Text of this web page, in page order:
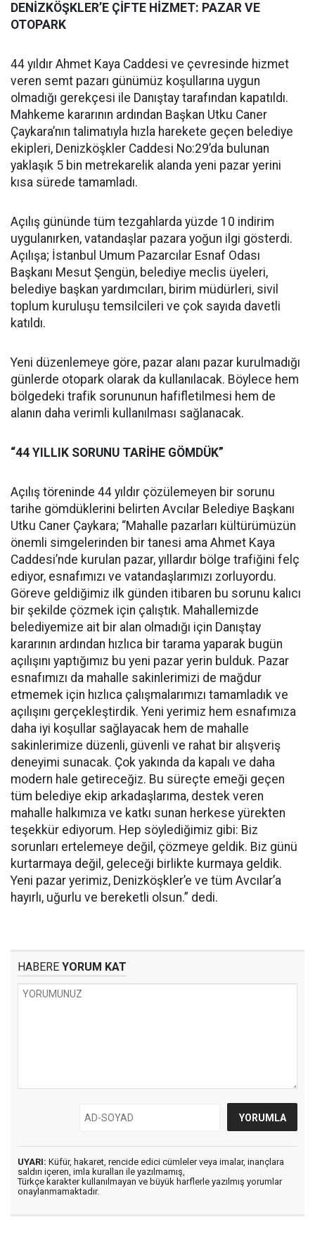
DENİZKÖŞKLER’E ÇİFTE HİZMET: PAZAR VE
OTOPARK
44 yıldır Ahmet Kaya Caddesi ve çevresinde hizmet
veren semt pazarı günümüz koşullarına uygun
olmadığı gerekçesi ile Danıştay tarafından kapatıldı.
Mahkeme kararının ardından Başkan Utku Caner
Çaykara’nın talimatıyla hızla harekete geçen belediye
ekipleri, Denizköşkler Caddesi No:29’da bulunan
yaklaşık 5 bin metrekarelik alanda yeni pazar yerini
kısa sürede tamamladı.
Açılış gününde tüm tezgahlarda yüzde 10 indirim
uygulanırken, vatandaşlar pazara yoğun ilgi gösterdi.
Açılışa; İstanbul Umum Pazarcılar Esnaf Odası
Başkanı Mesut Şengün, belediye meclis üyeleri,
belediye başkan yardımcıları, birim müdürleri, sivil
toplum kuruluşu temsilcileri ve çok sayıda davetli
katıldı.
Yeni düzenlemeye göre, pazar alanı pazar kurulmadığı
günlerde otopark olarak da kullanılacak. Böylece hem
bölgedeki trafik sorununun hafifletilmesi hem de
alanın daha verimli kullanılması sağlanacak.
“44 YILLIK SORUNU TARİHE GÖMDÜK”
Açılış töreninde 44 yıldır çözülemeyen bir sorunu
tarihe gömdüklerini belirten Avcılar Belediye Başkanı
Utku Caner Çaykara; “Mahalle pazarları kültürümüzün
önemli simgelerinden bir tanesi ama Ahmet Kaya
Caddesi’nde kurulan pazar, yıllardır bölge trafiğini felç
ediyor, esnafımızı ve vatandaşlarımızı zorluyordu.
Göreve geldiğimiz ilk günden itibaren bu sorunu kalıcı
bir şekilde çözmek için çalıştık. Mahallemizde
belediyemize ait bir alan olmadığı için Danıştay
kararının ardından hızlıca bir tarama yaparak bugün
açılışını yaptığımız bu yeni pazar yerin bulduk. Pazar
esnafımızı da mahalle sakinlerimizi de mağdur
etmemek için hızlıca çalışmalarımızı tamamladık ve
açılışını gerçekleştirdik. Yeni yerimiz hem esnafımıza
daha iyi koşullar sağlayacak hem de mahalle
sakinlerimize düzenli, güvenli ve rahat bir alışveriş
deneyimi sunacak. Çok yakında da kapalı ve daha
modern hale getireceğiz. Bu süreçte emeği geçen
tüm belediye ekip arkadaşlarıma, destek veren
mahalle halkımıza ve katkı sunan herkese yürekten
teşekkür ediyorum. Hep söylediğimiz gibi: Biz
sorunları ertelemeye değil, çözmeye geldik. Biz günü
kurtarmaya değil, geleceği birlikte kurmaya geldik.
Yeni pazar yerimiz, Denizköşkler’e ve tüm Avcılar’a
hayırlı, uğurlu ve bereketli olsun.” dedi.
HABERE YORUM KAT
UYARI: Küfür, hakaret, rencide edici cümleler veya imalar, inançlara
saldırı içeren, imla kuralları ile yazılmamış,
Türkçe karakter kullanılmayan ve büyük harflerle yazılmış yorumlar
onaylanmamaktadır.